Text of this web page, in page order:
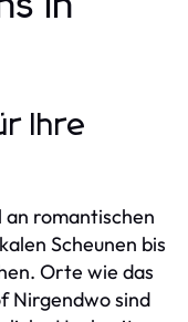
Ihre
romantischen
Scheunen bis
Orte wie das
Nirgendwo sind